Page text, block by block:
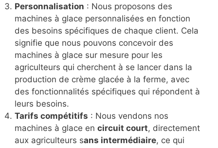
Personnalisation : Nous proposons des
machines à glace personnalisées en fonction
des besoins spécifiques de chaque client. Cela
signifie que nous pouvons concevoir des
machines à glace sur mesure pour les
agriculteurs qui cherchent à se lancer dans la
production de crème glacée à la ferme, avec
des fonctionnalités spécifiques qui répondent à
leurs besoins.
Tarifs compétitifs : Nous vendons nos
machines à glace en circuit court, directement
aux agriculteurs sans intermédiaire, ce qui